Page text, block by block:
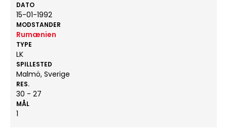
DATO
15-01-1992
MODSTANDER
Rumænien
TYPE
LK
SPILLESTED
Malmö, Sverige
RES.
30 - 27
MÅL
1